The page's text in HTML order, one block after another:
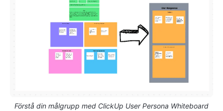
Förstå din målgrupp med ClickUp User Persona Whiteboard